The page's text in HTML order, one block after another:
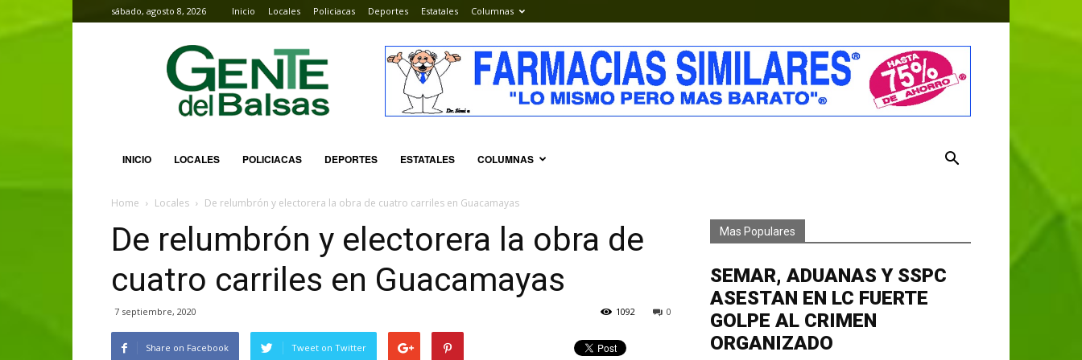
sábado, agosto 8, 2026 Inicio Locales Policiacas Deportes Estatales Columnas
Gente
del
Balsas
INICIO LOCALES POLICIACAS DEPORTES ESTATALES COLUMNAS
Home Locales De relumbrón y electorera la obra de cuatro carriles en Guacamayas
De relumbrón y electorera la obra de
cuatro carriles en Guacamayas
7 septiembre, 2020 0
1092
Share on Facebook Tweet on Twitter
Mas Populares
SEMAR, ADUANAS Y SSPC
ASESTAN EN LC FUERTE
GOLPE AL CRIMEN
ORGANIZADO